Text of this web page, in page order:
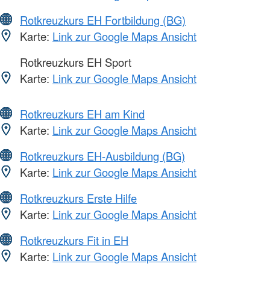
Rotkreuzkurs EH Fortbildung (BG)
Karte: Link zur Google Maps Ansicht
Rotkreuzkurs EH Sport
Karte: Link zur Google Maps Ansicht
Rotkreuzkurs EH am Kind
Karte: Link zur Google Maps Ansicht
Rotkreuzkurs EH-Ausbildung (BG)
Karte: Link zur Google Maps Ansicht
Rotkreuzkurs Erste Hilfe
Karte: Link zur Google Maps Ansicht
Rotkreuzkurs Fit in EH
Karte: Link zur Google Maps Ansicht